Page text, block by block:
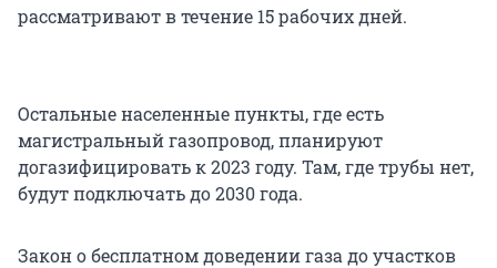
рассматривают в течение 15 рабочих дней.
Остальные населенные пункты, где есть
магистральный газопровод, планируют
догазифицировать к 2023 году. Там, где трубы нет,
будут подключать до 2030 года.
Закон о бесплатном доведении газа до участков